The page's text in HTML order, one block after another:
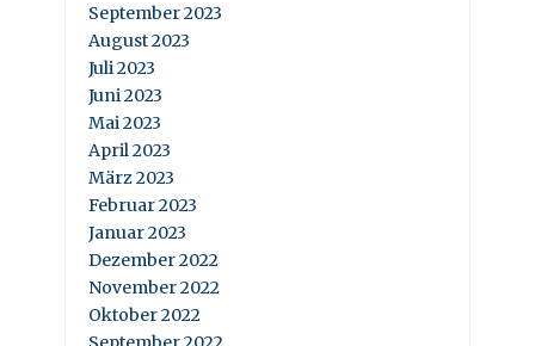
September 2023
August 2023
Juli 2023
Juni 2023
Mai 2023
April 2023
März 2023
Februar 2023
Januar 2023
Dezember 2022
November 2022
Oktober 2022